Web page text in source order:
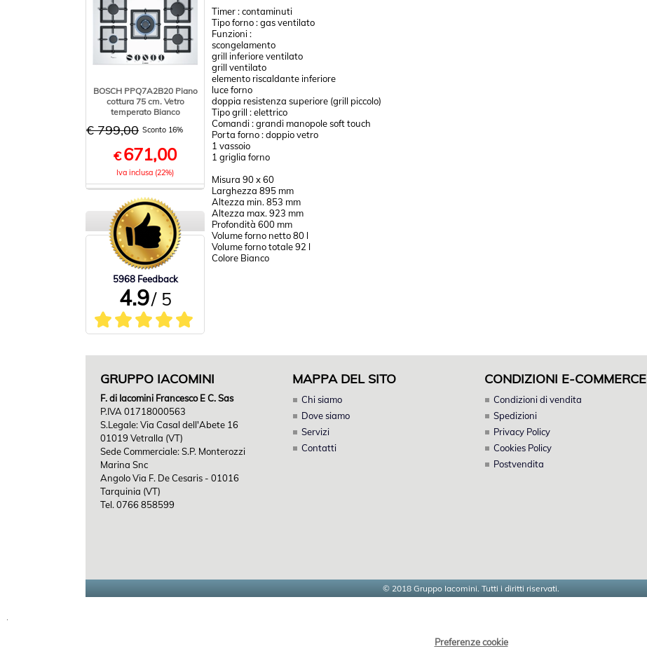
BOSCH PPQ7A2B20 Piano
cottura 75 cm. Vetro
temperato Bianco
€ 799,00 Sconto 16%
€671,00
Iva inclusa (22%)
5968 Feedback
4.9/ 5
Timer : contaminuti
Tipo forno : gas ventilato
Funzioni :
scongelamento
grill inferiore ventilato
grill ventilato
elemento riscaldante inferiore
luce forno
doppia resistenza superiore (grill piccolo)
Tipo grill : elettrico
Comandi : grandi manopole soft touch
Porta forno : doppio vetro
1 vassoio
1 griglia forno
Misura 90 x 60
Larghezza 895 mm
Altezza min. 853 mm
Altezza max. 923 mm
Profondità 600 mm
Volume forno netto 80 l
Volume forno totale 92 l
Colore Bianco
GRUPPO IACOMINI
F. di Iacomini Francesco E C. Sas
P.IVA 01718000563
S.Legale: Via Casal dell'Abete 16
01019 Vetralla (VT)
Sede Commerciale: S.P. Monterozzi
Marina Snc
Angolo Via F. De Cesaris - 01016
Tarquinia (VT)
Tel. 0766 858599
MAPPA DEL SITO
Chi siamo
Dove siamo
Servizi
Contatti
CONDIZIONI E-COMMERCE
Condizioni di vendita
Spedizioni
Privacy Policy
Cookies Policy
Postvendita
© 2018 Gruppo Iacomini. Tutti i diritti riservati.
Preferenze cookie